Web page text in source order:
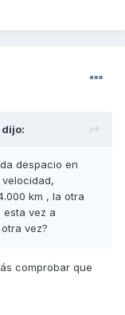
dijo:
despacio en
km , la otra
esta vez a
vez?
comprobar que